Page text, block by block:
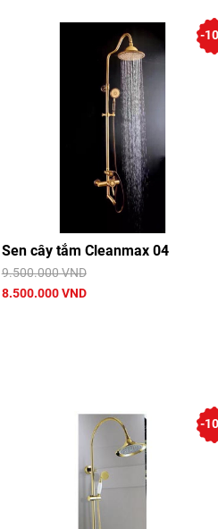
Sen cây tắm Cleanmax 04
9.500.000 VND
8.500.000 VND
-
-